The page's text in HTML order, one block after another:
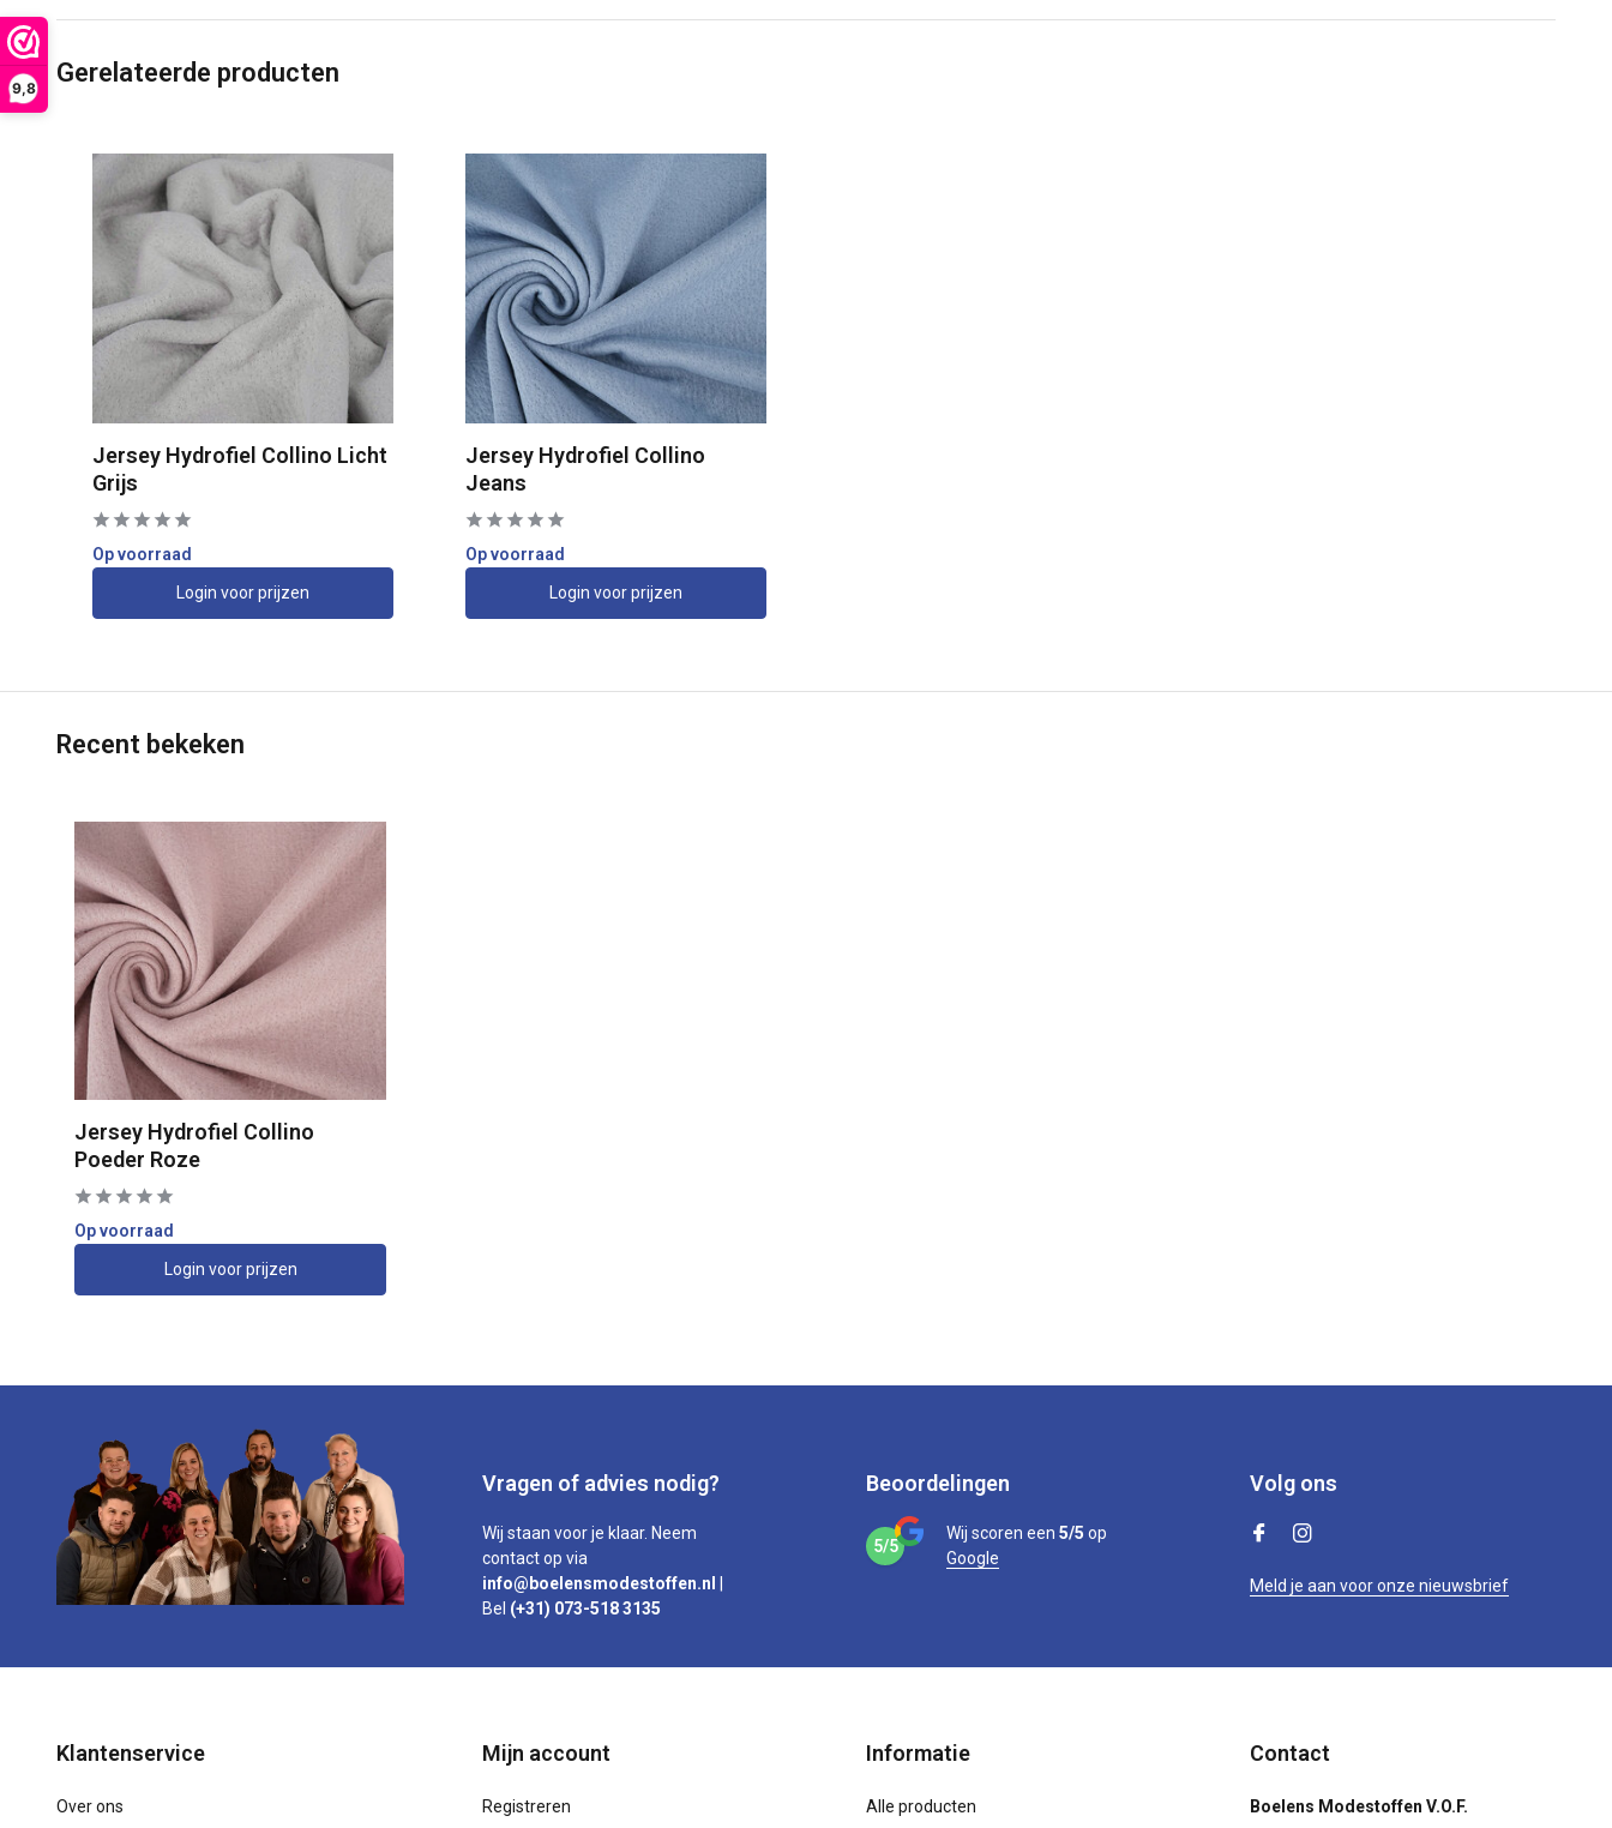
9,8
Gerelateerde producten
Jersey Hydrofiel Collino Licht
Grijs
Op voorraad
Login voor prijzen
Jersey Hydrofiel Collino
Jeans
Op voorraad
Login voor prijzen
Recent bekeken
Jersey Hydrofiel Collino
Poeder Roze
Op voorraad
Login voor prijzen
Vragen of advies nodig?
Wij staan voor je klaar. Neem
contact op via
info@boelensmodestoffen.nl
Bel (+31) 073-518 3135
Beoordelingen
5/5
Wij scoren een 5/5 op
Google
Volg ons
Meld je aan voor onze nieuwsbrief
Klantenservice
Over ons
Mijn account
Registreren
Informatie
Alle producten
Contact
Boelens Modestoffen V.O.F.